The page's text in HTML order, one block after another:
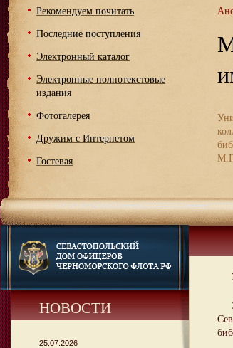
Рекомендуем почитать
Последние поступления
Электронный каталог
Электронные полнотекстовые
издания
Фотогалерея
Дружим с Интернетом
Гостевая
НОВОСТИ
25.07.2026